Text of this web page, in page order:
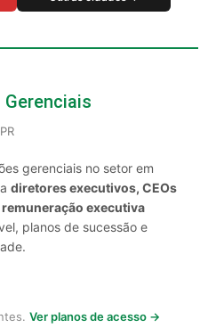
Gerenciais
gerenciais no setor em
diretores executivos, CEOs
executiva
planos de sucessão e
Ver planos de acesso →